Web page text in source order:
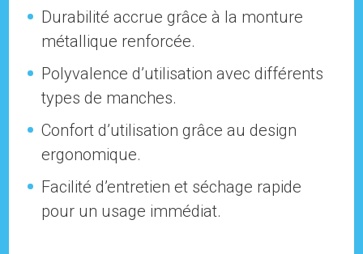
Durabilité accrue grâce à la monture
métallique renforcée.
Polyvalence d’utilisation avec différents
types de manches.
Confort d’utilisation grâce au design
ergonomique.
Facilité d’entretien et séchage rapide
pour un usage immédiat.